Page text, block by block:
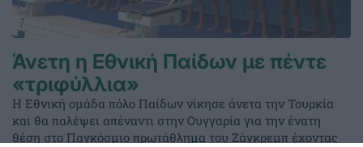
Άνετη η Εθνική Παίδων με πέντε
«τριφύλλια»
Η Εθνική ομάδα πόλο Παίδων νίκησε άνετα την Τουρκία
και θα παλέψει απέναντι στην Ουγγαρία για την ένατη
θέση στο Παγκόσμιο πρωτάθλημα του Ζάγκρεμπ έχοντας